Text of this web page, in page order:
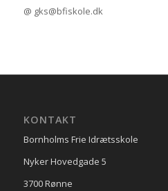
@ gks@bfiskole.dk
KONTAKT
Bornholms Frie Idrætsskole
Nyker Hovedgade 5
3700 Rønne